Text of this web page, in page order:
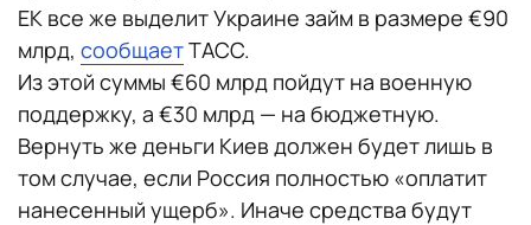
ЕК все же выделит Украине займ в размере €90
млрд, сообщаетТАСС.
Из этой суммы €60 млрд пойдут на военную
поддержку, а €30 млрд — на бюджетную.
Вернуть же деньги Киев должен будет лишь в
том случае, если Россия полностью «оплатит
нанесенный ущерб». Иначе средства будут